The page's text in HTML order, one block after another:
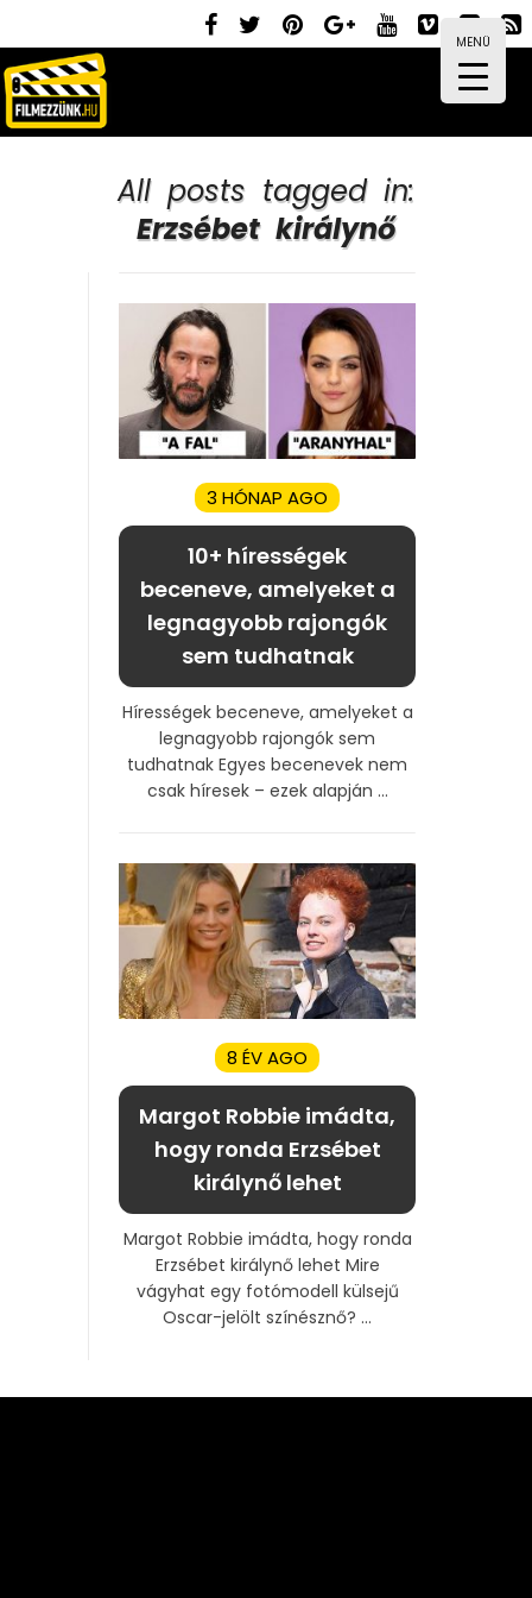
MENÜ
All posts tagged in:
Erzsébet királynő
3 HÓNAP AGO
10+ hírességek
beceneve, amelyeket a
legnagyobb rajongók
sem tudhatnak
Hírességek beceneve, amelyeket a
legnagyobb rajongók sem
tudhatnak Egyes becenevek nem
csak híresek – ezek alapján ...
8 ÉV AGO
Margot Robbie imádta,
hogy ronda Erzsébet
királynő lehet
Margot Robbie imádta, hogy ronda
Erzsébet királynő lehet Mire
vágyhat egy fotómodell külsejű
Oscar-jelölt színésznő? ...